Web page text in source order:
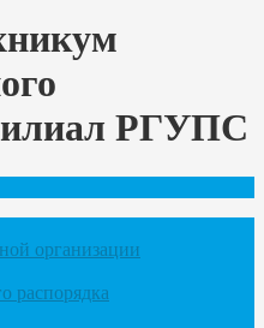
РГУПС
организации
распорядка